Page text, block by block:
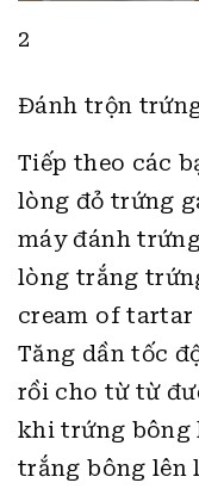
2
Đánh trộn
Tiếp theo các
lòng đỏ trứng
máy đánh
lòng trắng
cream of tartar
Tăng dần tốc
rồi cho từ từ
khi trứng bông
trắng bông lên